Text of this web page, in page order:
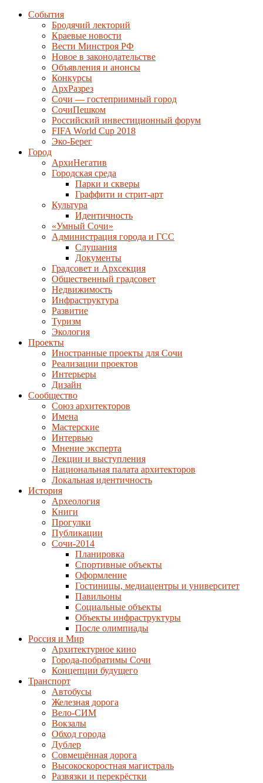
События
Бродячий лекторий
Краевые новости
Вести Минстроя РФ
Новое в законодательстве
Объявления и анонсы
Конкурсы
АрхРазрез
Сочи — гостеприимный город
СочиПешком
Российский инвестиционный форум
FIFA World Cup 2018
Эко-Берег
Город
АрхиНегатив
Городская среда
Парки и скверы
Граффити и стрит-арт
Культура
Идентичность
«Умный Сочи»
Администрация города и ГСС
Слушания
Документы
Градсовет и Архсекция
Общественный градсовет
Недвижимость
Инфраструктура
Развитие
Туризм
Экология
Проекты
Иностранные проекты для Сочи
Реализации проектов
Интерьеры
Дизайн
Сообщество
Союз архитекторов
Имена
Мастерские
Интервью
Мнение эксперта
Лекции и выступления
Национальная палата архитекторов
Локальная идентичность
История
Археология
Книги
Прогулки
Публикации
Сочи-2014
Планировка
Спортивные объекты
Оформление
Гостиницы, медиацентры и университет
Павильоны
Социальные объекты
Объекты инфраструктуры
После олимпиады
Россия и Мир
Архитектурное кино
Города-побратимы Сочи
Концепции будущего
Транспорт
Автобусы
Железная дорога
Вело-СИМ
Вокзалы
Обход города
Дублер
Совмещённая дорога
Высокоскоростная магистраль
Развязки и перекрёстки